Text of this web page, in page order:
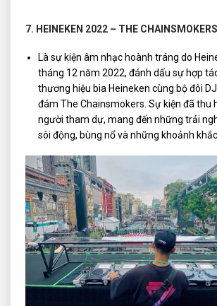
7. HEINEKEN 2022 – THE CHAINSMOKERS
Là sự kiện âm nhạc hoành tráng do
tháng 12 năm 2022, đánh dấu sự hợp
thương hiệu bia Heineken cùng bộ đôi
đám The Chainsmokers. Sự kiện đã thu
người tham dự, mang đến những trải
sôi động, bùng nổ và những khoảnh